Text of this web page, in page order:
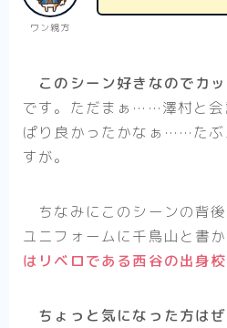
ワン親方
このシーン好きなのでカ
です。ただまぁ……澤村と会
ぱり良かったかなぁ……たぶ
すが。
ちなみにこのシーンの背
ユニフォームに千鳥山と書か
はリベロである西谷の出身校
ちょっと気になった方は